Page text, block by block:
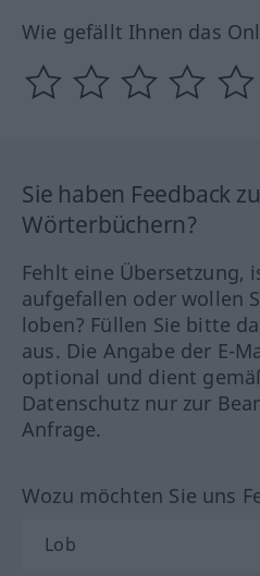
Wie gefällt Ihnen das
Sie haben Feedback
Wörterbüchern?
Fehlt eine Übersetzung,
aufgefallen oder wollen
loben? Füllen Sie bitte
aus. Die Angabe der E-
optional und dient
Datenschutz nur zur
Anfrage.
Wozu möchten Sie uns